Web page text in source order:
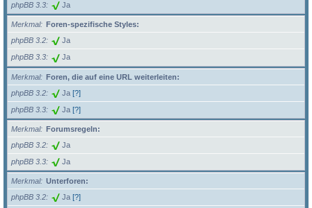
phpBB 3.3 Ja
Merkmal
Foren-spezifische Styles:
phpBB 3.2
Ja
phpBB 3.3 Ja
Merkmal
Foren, die auf eine URL weiterleiten:
phpBB 3.2
Ja [?]
phpBB 3.3 Ja [?]
Merkmal
Forumsregeln:
phpBB 3.2
Ja
phpBB 3.3 Ja
Merkmal
Unterforen:
phpBB 3.2
Ja [?]